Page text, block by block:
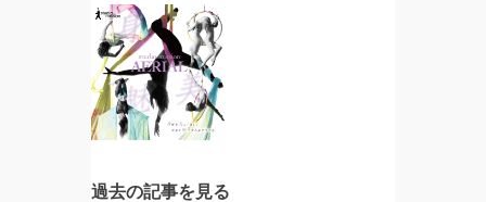
FOLLOW TDM:
過去の記事を見る